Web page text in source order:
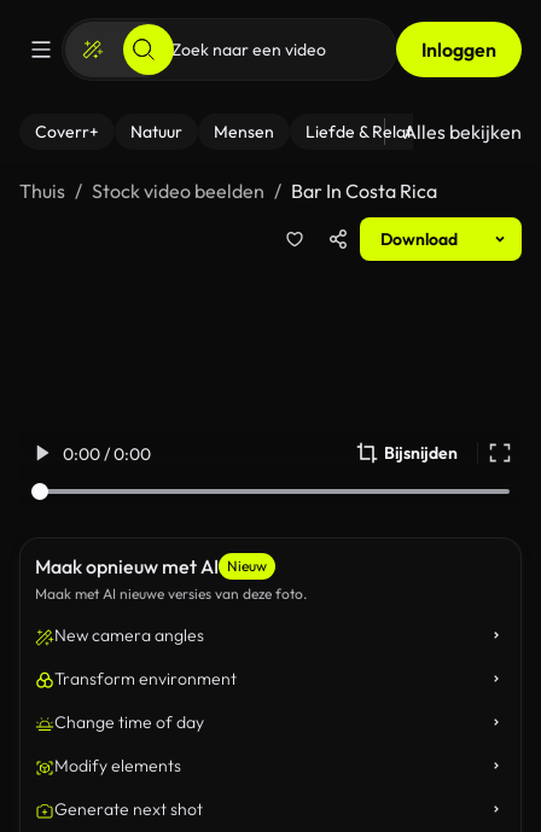
Inloggen
Coverr+ Natuur Mensen Liefde & Relaties - Fitness
Alles bekijken
Thuis Stock video beelden Bar In Costa Rica
Download
0:00 / 0:00 Bijsnijden
Maak opnieuw met AI Nieuw
Maak met AI nieuwe versies van deze foto.
New camera angles
Transform environment
Change time of day
Modify elements
Generate next shot